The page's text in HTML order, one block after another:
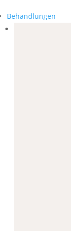
Behandlungen